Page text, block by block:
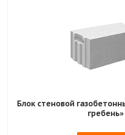
Блок стеновой
гребень»